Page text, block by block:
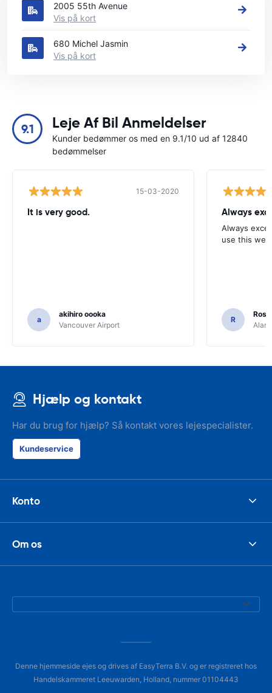
2005 55th Avenue
Vis på kort
680 Michel Jasmin
Vis på kort
9.1 Leje Af Bil Anmeldelser
Kunder bedømmer os med en 9.1/10 ud af 12840
bedømmelser
15-03-2020
It is very good.
a
akihiro oooka
Vancouver Airport
Always
Always
use this
R
Hjælp og kontakt
Har du brug for hjælp? Så kontakt vores lejespecialister.
Kundeservice
Konto
Om os
Denne hjemmeside ejes og drives af EasyTerra B.V. og er registreret hos
Handelskammeret Leeuwarden, Holland, nummer 01104443